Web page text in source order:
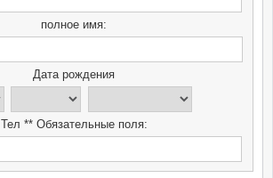
полное имя:
Дата рождения
Тел ** Обязательные поля: